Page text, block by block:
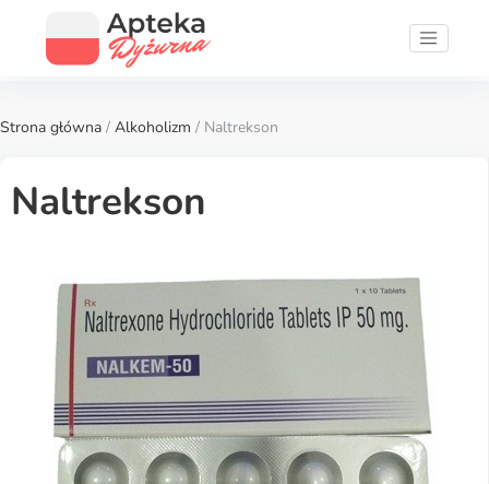
Strona główna / Alkoholizm / Naltrekson
Naltrekson